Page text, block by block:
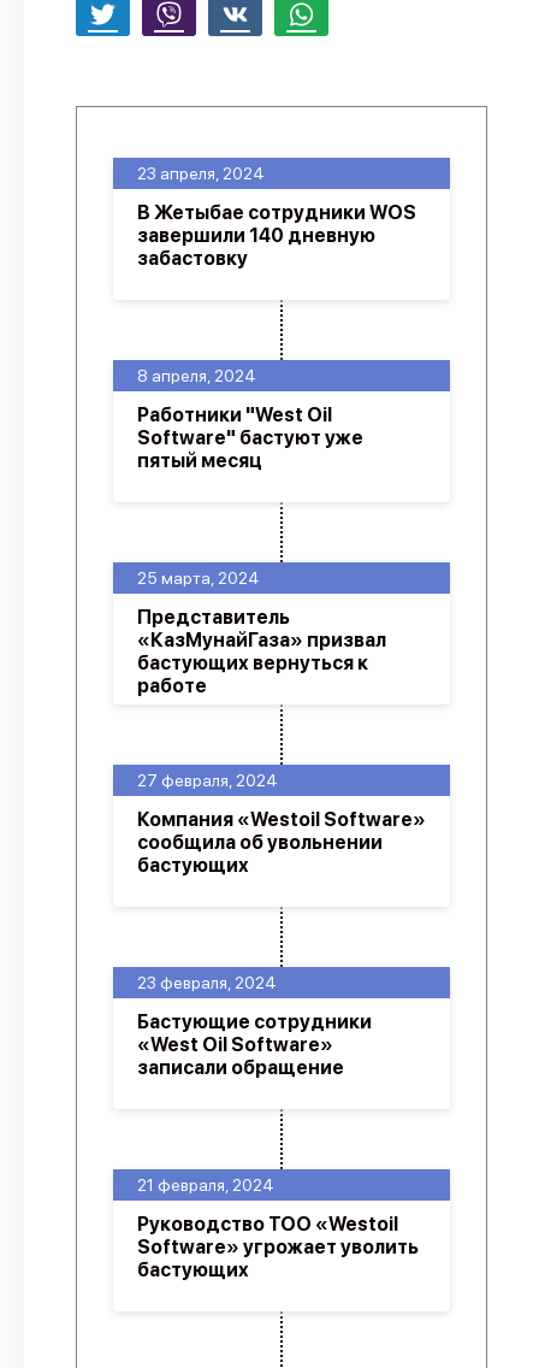
21 февраля, 2024
Руководство ТОО «Westoil
Software» угрожает уволить
бастующих
23 февраля, 2024
Бастующие сотрудники
«West Oil Software»
записали обращение
27 февраля, 2024
Компания «Westoil Software»
сообщила об увольнении
бастующих
25 марта, 2024
Представитель
«КазМунайГаза» призвал
бастующих вернуться к
работе
8 апреля, 2024
Работники "West Oil
Software" бастуют уже
пятый месяц
23 апреля, 2024
В Жетыбае сотрудники WOS
завершили 140 дневную
забастовку